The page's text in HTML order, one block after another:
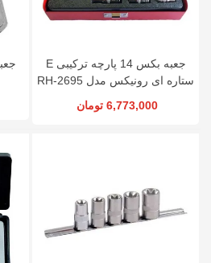
جعبه بکس 14 پارچه ترکیبی E
ستاره ای رونیکس مدل RH-2695
6,773,000 تومان